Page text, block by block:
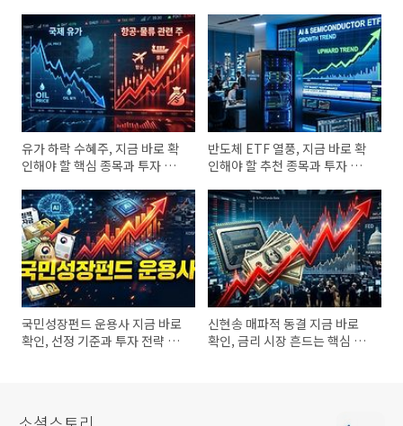
유가 하락 수혜주, 지금 바로 확
인해야 할 핵심 종목과 투자 기
반도체 ETF 열풍, 지금 바로 확
인해야 할 추천 종목과 투자 기
국민성장펀드 운용사 지금 바로
확인, 선정 기준과 투자 전략 필
신현송 매파적 동결 지금 바로
확인, 금리 시장 흔드는 핵심 이